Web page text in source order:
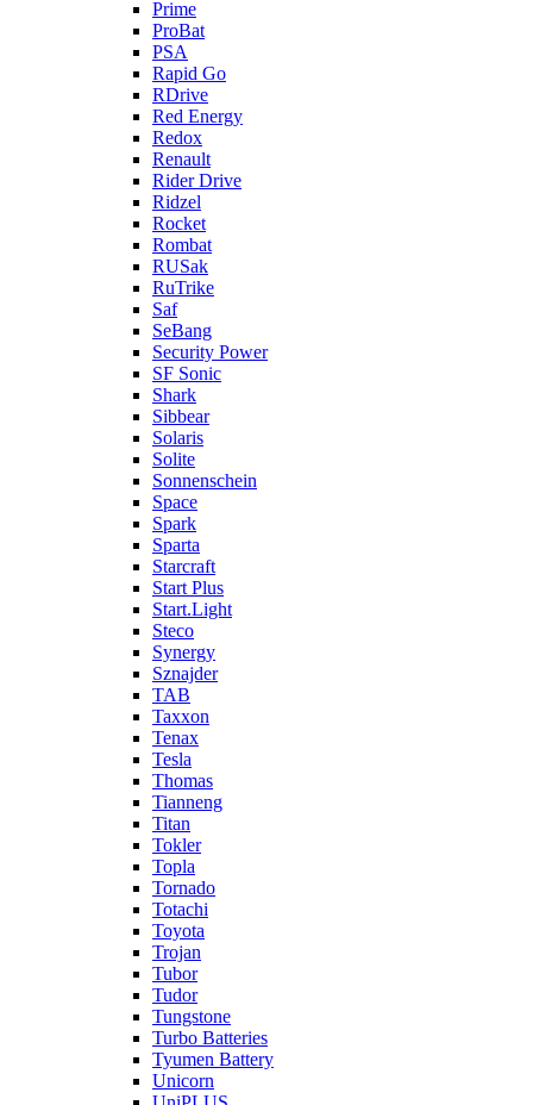
Prime
ProBat
PSA
Rapid Go
RDrive
Red Energy
Redox
Renault
Rider Drive
Ridzel
Rocket
Rombat
RUSak
RuTrike
Saf
SeBang
Security Power
SF Sonic
Shark
Sibbear
Solaris
Solite
Sonnenschein
Space
Spark
Sparta
Starcraft
Start Plus
Start.Light
Steco
Synergy
Sznajder
TAB
Taxxon
Tenax
Tesla
Thomas
Tianneng
Titan
Tokler
Topla
Tornado
Totachi
Toyota
Trojan
Tubor
Tudor
Tungstone
Turbo Batteries
Tyumen Battery
Unicorn